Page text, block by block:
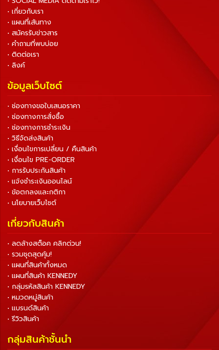
• เกี่ยวกับเรา
• แผนที่เส้นทาง
• สมัครรับข่าวสาร
• คำถามที่พบบ่อย
• ติดต่อเรา
• ลิงค์
ข้อมูลเว็บไซต์
• ช่องทางขอใบเสนอราคา
• ช่องทางการสั่งซื้อ
• ช่องทางการชำระเงิน
• วิธีจัดส่งสินค้า
• เงื่อนไขการเปลี่ยน / คืนสินค้า
• เงื่อนไข PRE-ORDER
• การรับประกันสินค้า
• แจ้งชำระเงินออนไลน์
• ข้อตกลงและกติกา
• นโยบายเว็บไซต์
เกี่ยวกับสินค้า
• ลดล้างสต็อค คลิกด่วน!
• รวมชุดสุดคุ้ม!
• แผนที่สินค้าทั้งหมด
• แผนที่สินค้า KENNEDY
• กลุ่มรหัสสินค้า KENNEDY
• หมวดหมู่สินค้า
• แบรนด์สินค้า
• รีวิวสินค้า
กลุ่มสินค้าชั้นนำ